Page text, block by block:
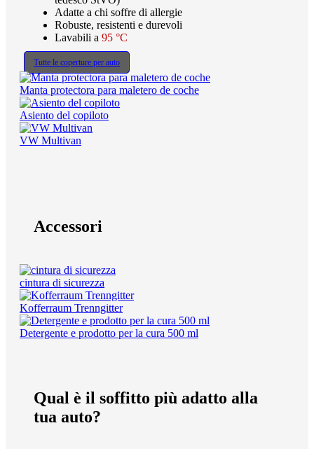
Adatte a chi soffre di allergie
Robuste, resistenti e durevoli
Lavabili a 95 °C
Tutte le coperture per auto
Manta protectora para maletero de coche
Asiento del copiloto
VW Multivan
Accessori
cintura di sicurezza
Kofferraum Trenngitter
Detergente e prodotto per la cura 500 ml
Qual è il soffitto più adatto alla
tua auto?